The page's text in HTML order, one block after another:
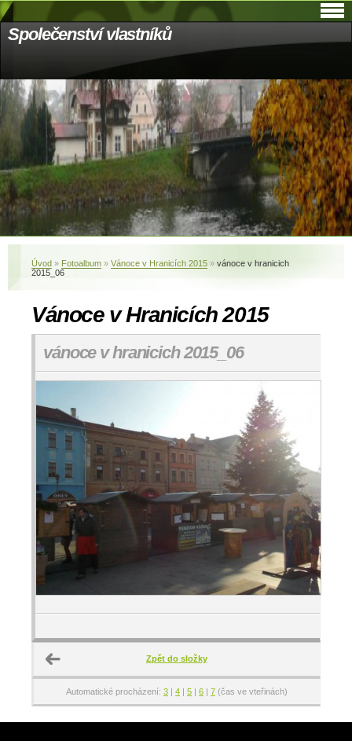
Společenství vlastníků
Úvod » Fotoalbum » Vánoce v Hranicích 2015 » vánoce v hranicich
2015_06
Vánoce v Hranicích 2015
vánoce v hranicich 2015_06
Zpět do složky
Automatické procházení: 3 | 4 | 5 | 6 | 7 (čas ve vteřinách)